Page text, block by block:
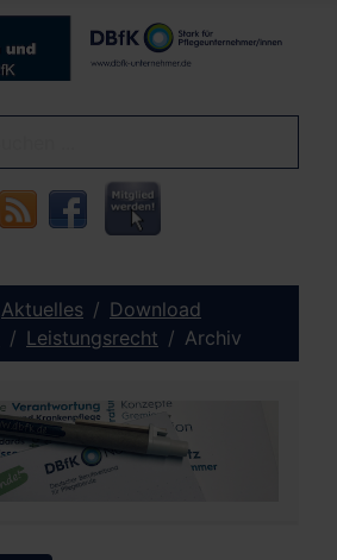
Aktuelles
Download
Leistungsrecht Archiv